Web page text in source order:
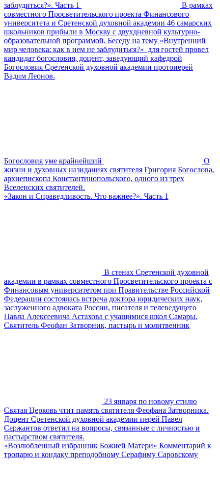
заблудиться?». Часть 1
В рамках
совместного Просветительского проекта Финансового
университета и Сретенской духовной академии 46 самарских
школьников прибыли в Москву с двухдневной культурно-
образовательной программой. Беседу на тему «Внутренний
мир человека: как в нем не заблудиться?» для гостей провел
кандидат богословия, доцент, заведующий кафедрой
Богословия Сретенской духовной академии протоиерей
Вадим Леонов.
Богословия уме крайнейший
О
жизни и духовных назиданиях святителя Григория Богослова,
архиепископа Константинопольского, одного из трех
Вселенских святителей.
«Закон и Справедливость. Что важнее?». Часть 1
В стенах Сретенской духовной
академии в рамках совместного Просветительского проекта с
Финансовым университетом при Правительстве Российской
Федерации состоялась встреча доктора юридических наук,
заслуженного адвоката России, писателя и телеведущего
Павла Алексеевича Астахова с учащимися школ Самары.
Святитель Феофан Затворник, пастырь и молитвенник
23 января по новому стилю
Святая Церковь чтит память святителя Феофана Затворника.
Доцент Сретенской духовной академии иерей Павел
Сержантов ответил на вопросы, связанные с личностью и
пастырством святителя.
«Возлюбленный избранник Божией Матери» Комментарий к
тропарю и кондаку преподобному Серафиму Саровскому